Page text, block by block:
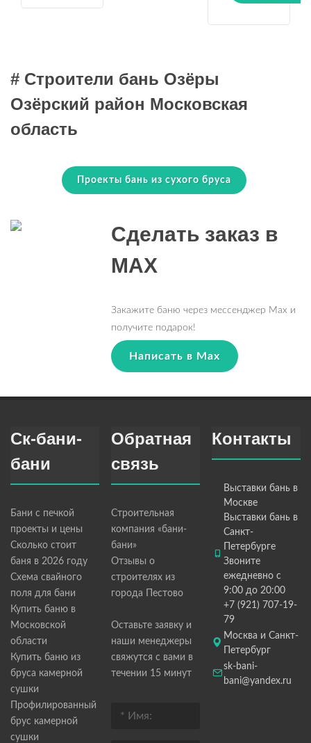
# Строители бань Озёры
Озёрский район Московская
область
Проекты бань из сухого бруса
Сделать заказ в
MAX
Закажите баню через мессенджер Max и
получите подарок!
Написать в Max
Ск-бани-
бани
Бани с печкой
проекты и цены
Сколько стоит
баня в 2026 году
Схема свайного
поля для бани
Купить баню в
Московской
области
Купить баню из
бруса камерной
сушки
Профилированный
брус камерной
сушки
Обратная
связь
Строительная
компания «бани-
бани»
Отзывы о
строителях из
города Пестово
Оставьте заявку и
наши менеджеры
свяжутся с вами в
течении 15 минут
Контакты
Выставки бань в
Москве
Выставки бань в
Санкт-
Петербурге
Звоните
ежедневно с
9:00 до 20:00
+7 (921) 707-19-
79
Москва и Санкт-
Петербург
sk-bani-
bani@yandex.ru